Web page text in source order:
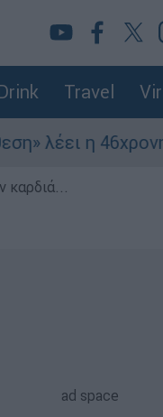
Travel
η 46χρονη - Τι
καρδιά...